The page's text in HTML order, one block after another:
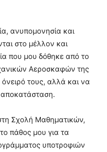
ανυπομονησία και
στο μέλλον και
που μου δόθηκε από το
Αεροσκαφών της
τους, αλλά και να
Σχολή Μαθηματικών,
πάθος μου για τα
υποτροφιών